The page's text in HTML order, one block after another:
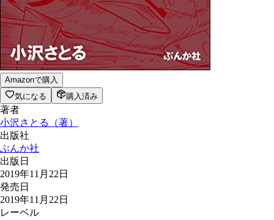
Amazonで購入
気になる
購入済み
著者
小沢さとる
（著）
出版社
ぶんか社
出版日
2019年11月22日
発売日
2019年11月22日
レーベル